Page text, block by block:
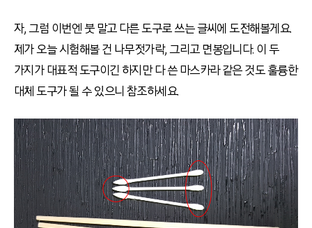
자, 그럼 이번엔 붓 말고 다른 도구로 쓰는 글씨에 도전해볼게요.
제가 오늘 시험해볼 건 나무젓가락, 그리고 면봉입니다. 이 두
가지가 대표적 도구이긴 하지만 다 쓴 마스카라 같은 것도 훌륭한
대체 도구가 될 수 있으니 참조하세요.